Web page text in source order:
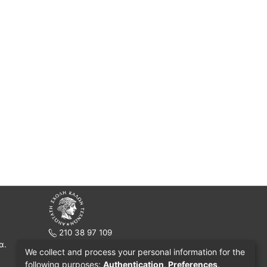
210 38 97 109
Πατησίων 42, Τ.Κ. 10682, Αθήνα
We collect and process your personal information for the
following purposes: Authentication, Preferences,